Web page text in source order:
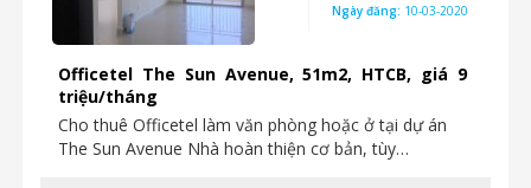
Officetel The Sun Avenue, 51m2, HTCB, giá 9
triệu/tháng
Cho thuê Officetel làm văn phòng hoặc ở tại dự án
The Sun Avenue Nhà hoàn thiện cơ bản, tùy…
Ngày đăng: 10-03-2020